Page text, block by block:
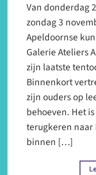
Van donderdag
zondag 3
Apeldoornse
Galerie Ateliers
zijn laatste
Binnenkort
zijn ouders op
behoeven. Het
terugkeren naar
binnen […]